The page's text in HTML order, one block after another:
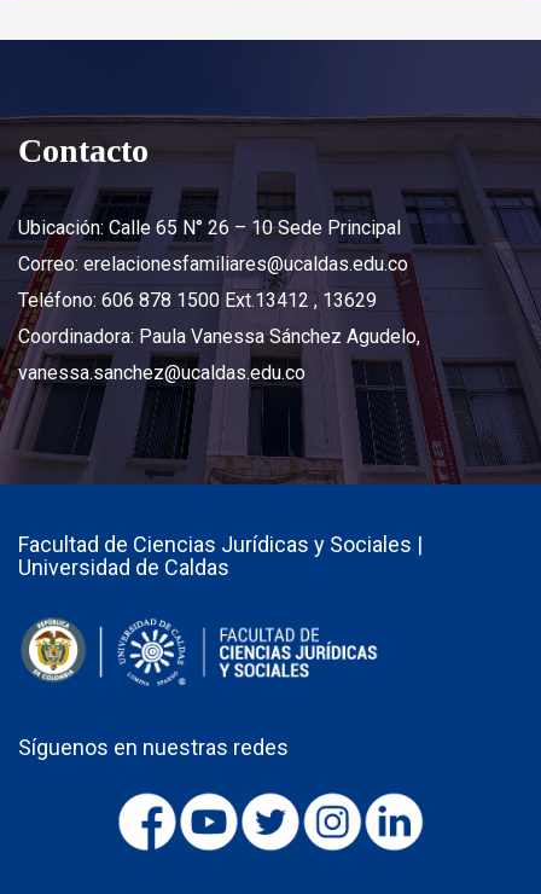
Contacto
Ubicación: Calle 65 N° 26 – 10 Sede Principal
Correo: erelacionesfamiliares@ucaldas.edu.co
Teléfono: 606 878 1500 Ext.13412 , 13629
Coordinadora: Paula Vanessa Sánchez Agudelo,
vanessa.sanchez@ucaldas.edu.co
Facultad de Ciencias Jurídicas y Sociales |
Universidad de Caldas
Síguenos en nuestras redes